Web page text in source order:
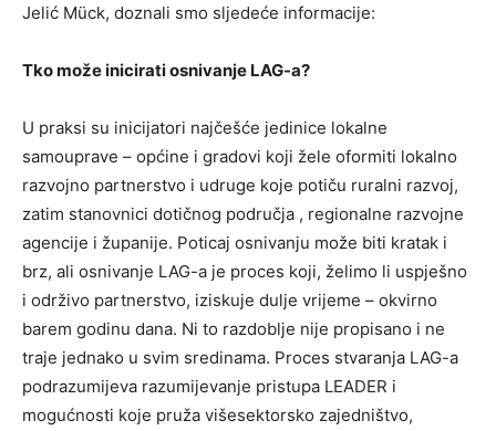
Jelić Mück, doznali smo sljedeće informacije:
Tko može inicirati osnivanje LAG-a?
U praksi su inicijatori najčešće jedinice lokalne
samouprave – općine i gradovi koji žele oformiti lokalno
razvojno partnerstvo i udruge koje potiču ruralni razvoj,
zatim stanovnici dotičnog područja , regionalne razvojne
agencije i županije. Poticaj osnivanju može biti kratak i
brz, ali osnivanje LAG-a je proces koji, želimo li uspješno
i održivo partnerstvo, iziskuje dulje vrijeme – okvirno
barem godinu dana. Ni to razdoblje nije propisano i ne
traje jednako u svim sredinama. Proces stvaranja LAG-a
podrazumijeva razumijevanje pristupa LEADER i
mogućnosti koje pruža višesektorsko zajedništvo,